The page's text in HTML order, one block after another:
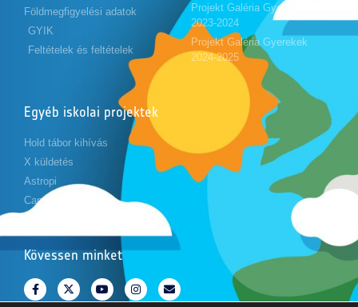
Földmegfigyelési adatok
GYIK
Feltételek és feltételek
Projekt Galéria Gyerekek
2023-2024
Projekt Galéria Gyerekek
2024-2025
Egyéb iskolai projektek
Hold tábor kihívás
X küldetés
Astropi
Cansat
Kövessen minket